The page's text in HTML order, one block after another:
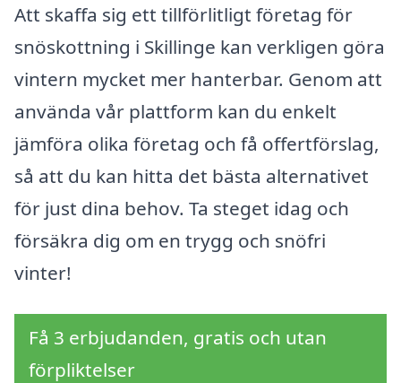
Att skaffa sig ett tillförlitligt företag för
snöskottning i Skillinge kan verkligen göra
vintern mycket mer hanterbar. Genom att
använda vår plattform kan du enkelt
jämföra olika företag och få offertförslag,
så att du kan hitta det bästa alternativet
för just dina behov. Ta steget idag och
försäkra dig om en trygg och snöfri
vinter!
Få 3 erbjudanden, gratis och utan
förpliktelser